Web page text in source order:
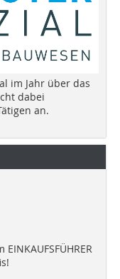
im Jahr über das
dabei
an.